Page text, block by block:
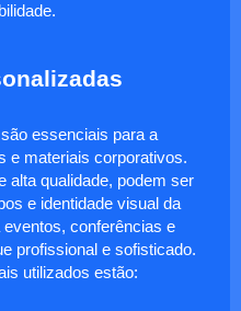
essenciais para a
e materiais corporativos.
alta qualidade, podem ser
e identidade visual da
conferências e
profissional e sofisticado.
utilizados estão: